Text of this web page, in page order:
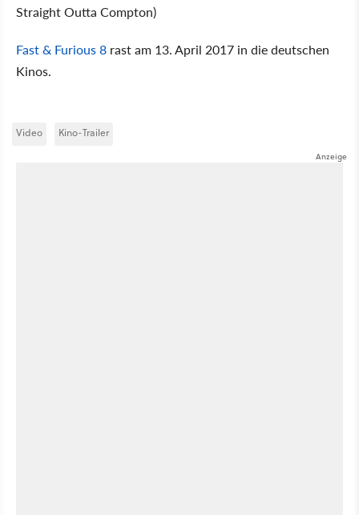
Straight Outta Compton)
Fast & Furious 8 rast am 13. April 2017 in die deutschen
Kinos.
Video Kino-Trailer